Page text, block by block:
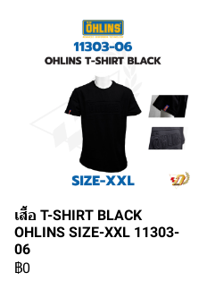
เสื้อ T-SHIRT BLACK
OHLINS SIZE-XXL 11303-
06
฿0